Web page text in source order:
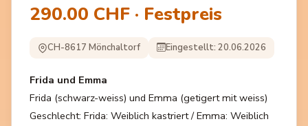
290.00 CHF · Festpreis
CH-8617 Mönchaltorf Eingestellt: 20.06.2026
Frida und Emma
Frida (schwarz-weiss) und Emma (getigert mit weiss)
Geschlecht: Frida: Weiblich kastriert / Emma: Weiblich